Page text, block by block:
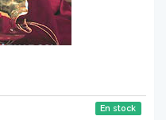
En stock